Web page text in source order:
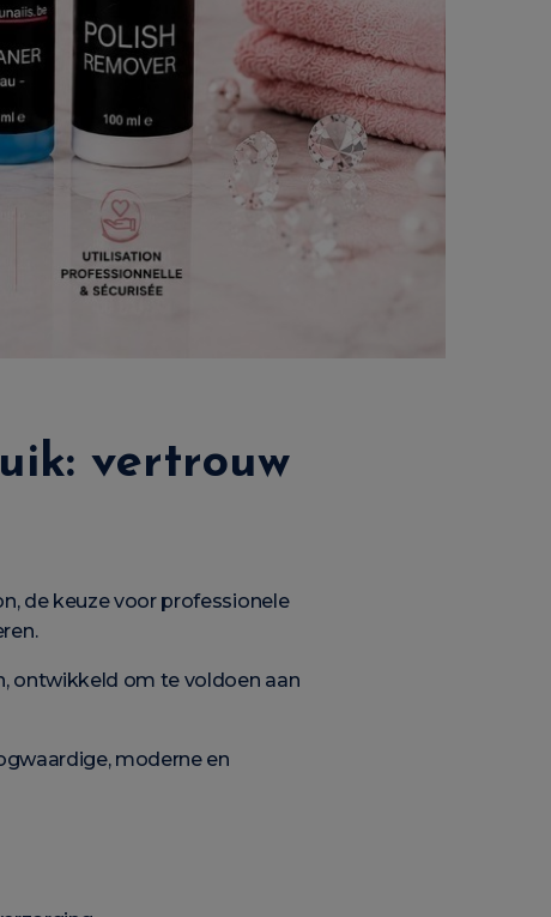
vertrouw
de keuze voor professionele
ontwikkeld om te voldoen aan
moderne en